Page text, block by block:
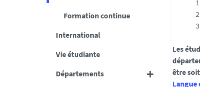
Formation continue
International
Vie étudiante
Départements
Les
être